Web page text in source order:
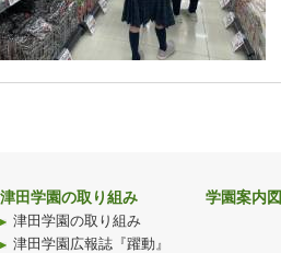
津田学園の取り組み
津田学園の取り組み
津田学園広報誌『躍動』
学園案内図